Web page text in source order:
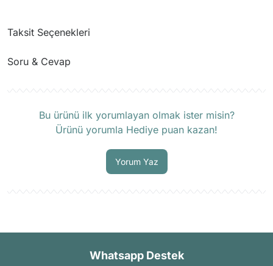
Taksit Seçenekleri
Soru & Cevap
Bu ürünü ilk yorumlayan olmak ister misin?
Ürünü yorumla Hediye puan kazan!
Yorum Yaz
Whatsapp Destek